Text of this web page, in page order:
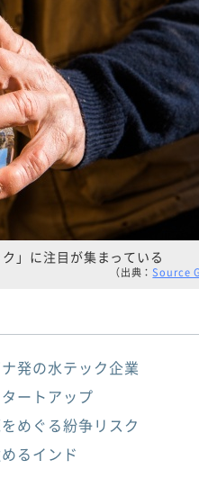
」に注目が集まっている
（出典：Source
発の水テック企業
ートアップ
めぐる紛争リスク
るインド